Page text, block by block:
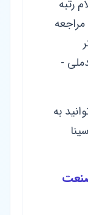
رتبه
-
به